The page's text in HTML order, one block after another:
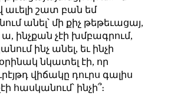
աւելի շատ բան եմ
անել՝ մի քիչ թեթեւացայ,
ա, ինչքան չէի խմբագրում,
ինչ անել, եւ ինչի
նկատել էի, որ
վիճակը դուրս գալիս
հասկանում՝ ինչի՞։